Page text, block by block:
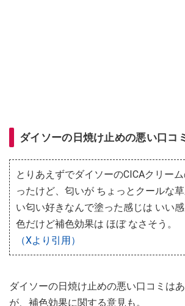
ダイソーの日焼け止めの悪い口コ
とりあえずでダイソーのCICAクリー
ったけど、匂いが ちょっとクールな
い匂い好きなんで塗った感じは いい
色だけど補色効果は ほぼ なさそう。
（Xより引用）
ダイソーの日焼け止めの悪い口コミは
が、補色効果に関する意見も。